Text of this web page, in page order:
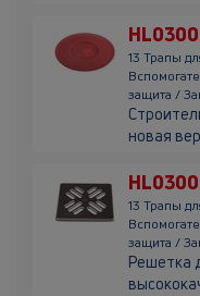
13 Трапы
защита /
новая
13 Трапы
защита /
Решетка